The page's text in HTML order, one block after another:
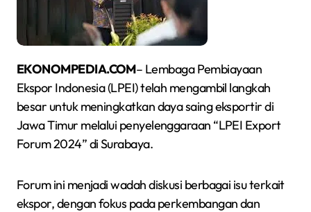
EKONOMPEDIA.COM– Lembaga Pembiayaan
Ekspor Indonesia (LPEI) telah mengambil langkah
besar untuk meningkatkan daya saing eksportir di
Jawa Timur melalui penyelenggaraan “LPEI Export
Forum 2024” di Surabaya.
Forum ini menjadi wadah diskusi berbagai isu terkait
ekspor, dengan fokus pada perkembangan dan